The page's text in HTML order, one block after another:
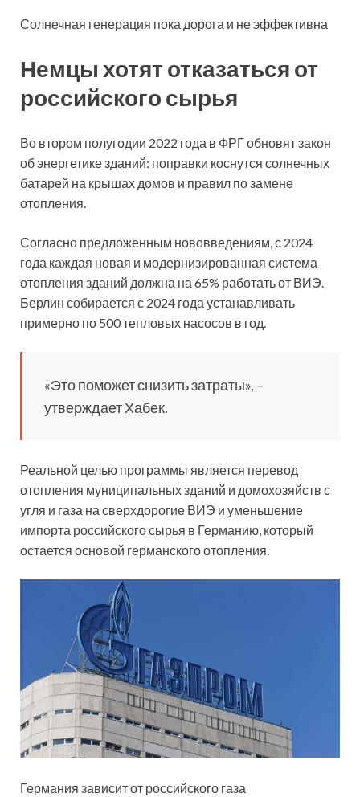
Солнечная генерация пока дорога и не эффективна
Немцы хотят отказаться от
российского сырья
Во втором полугодии 2022 года в ФРГ обновят закон
об энергетике зданий: поправки коснутся солнечных
батарей на крышах домов и правил по замене
отопления.
Согласно предложенным нововведениям, с 2024
года каждая новая и модернизированная система
отопления зданий должна на 65% работать от ВИЭ.
Берлин собирается с 2024 года устанавливать
примерно по 500 тепловых насосов в год.
«Это поможет снизить затраты», –
утверждает Хабек.
Реальной целью программы является перевод
отопления муниципальных зданий и домохозяйств с
угля и газа на сверхдорогие ВИЭ и уменьшение
импорта российского сырья в Германию, который
остается основой германского отопления.
Германия зависит от российского газа